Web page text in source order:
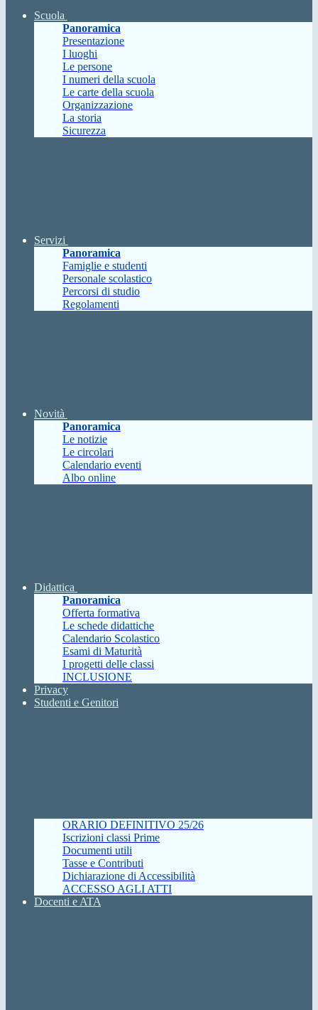
Scuola
Panoramica
Presentazione
I luoghi
Le persone
I numeri della scuola
Le carte della scuola
Organizzazione
La storia
Sicurezza
Servizi
Panoramica
Famiglie e studenti
Personale scolastico
Percorsi di studio
Regolamenti
Novità
Panoramica
Le notizie
Le circolari
Calendario eventi
Albo online
Didattica
Panoramica
Offerta formativa
Le schede didattiche
Calendario Scolastico
Esami di Maturità
I progetti delle classi
INCLUSIONE
Privacy
Studenti e Genitori
ORARIO DEFINITIVO 25/26
Iscrizioni classi Prime
Documenti utili
Tasse e Contributi
Dichiarazione di Accessibilità
ACCESSO AGLI ATTI
Docenti e ATA